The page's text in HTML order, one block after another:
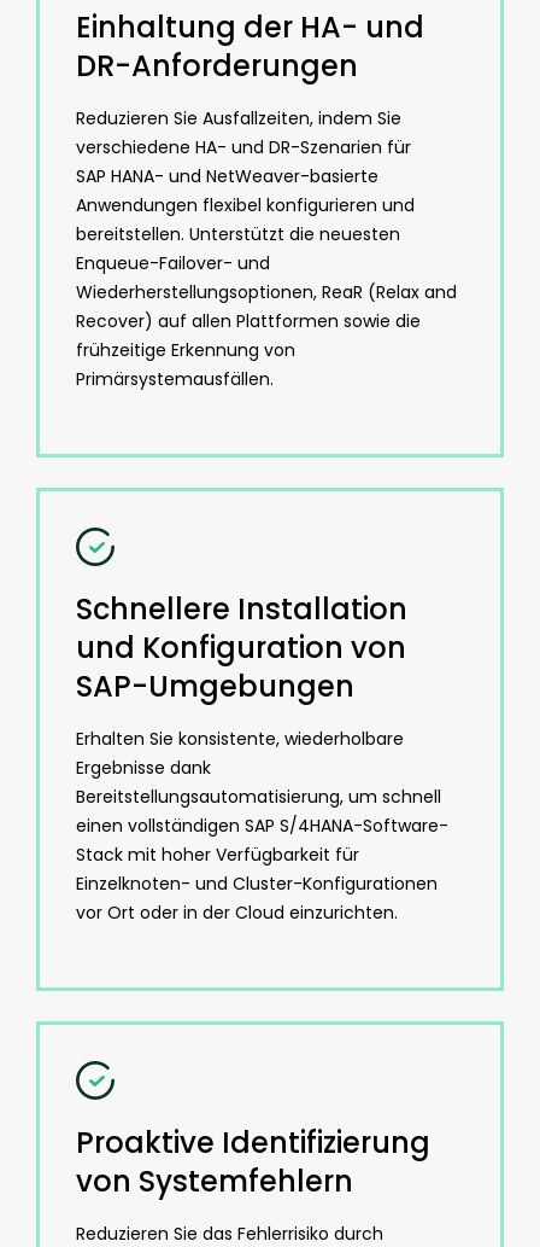
Einhaltung der HA- und
DR-Anforderungen
Reduzieren Sie Ausfallzeiten, indem Sie
verschiedene HA- und DR-Szenarien für
SAP HANA- und NetWeaver-basierte
Anwendungen flexibel konfigurieren und
bereitstellen. Unterstützt die neuesten
Enqueue-Failover- und
Wiederherstellungsoptionen, ReaR (Relax and
Recover) auf allen Plattformen sowie die
frühzeitige Erkennung von
Primärsystemausfällen.
Schnellere Installation
und Konfiguration von
SAP-Umgebungen
Erhalten Sie konsistente, wiederholbare
Ergebnisse dank
Bereitstellungsautomatisierung, um schnell
einen vollständigen SAP S/4HANA-Software-
Stack mit hoher Verfügbarkeit für
Einzelknoten- und Cluster-Konfigurationen
vor Ort oder in der Cloud einzurichten.
Proaktive Identifizierung
von Systemfehlern
Reduzieren Sie das Fehlerrisiko durch